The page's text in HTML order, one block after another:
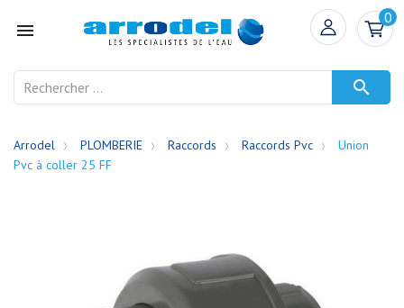

0

Arrodel PLOMBERIE Raccords Raccords Pvc
Union
Pvc à coller 25 FF